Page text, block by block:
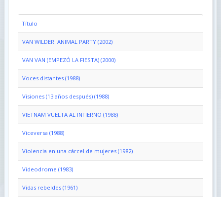
Título
VAN WILDER: ANIMAL PARTY (2002)
VAN VAN (EMPEZÓ LA FIESTA) (2000)
Voces distantes (1988)
Visiones (13 años después) (1988)
VIETNAM VUELTA AL INFIERNO (1988)
Viceversa (1988)
Violencia en una cárcel de mujeres (1982)
Videodrome (1983)
Vidas rebeldes (1961)